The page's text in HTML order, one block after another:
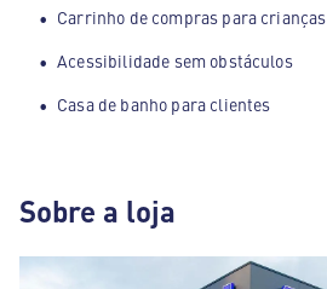
Carrinho de compras para crianças
Acessibilidade sem obstáculos
Casa de banho para clientes
Sobre a loja